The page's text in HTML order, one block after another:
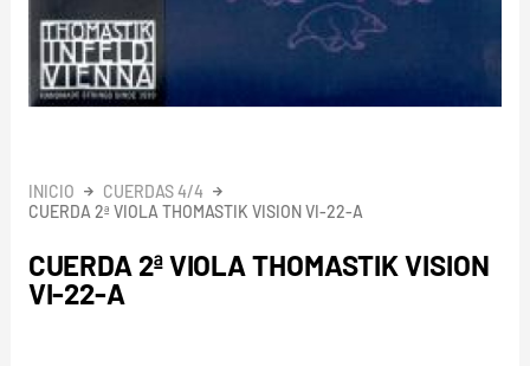
INICIO
CUERDAS 4/4
CUERDA 2ª VIOLA THOMASTIK VISION VI-22-A
CUERDA 2ª VIOLA THOMASTIK VISION
VI-22-A